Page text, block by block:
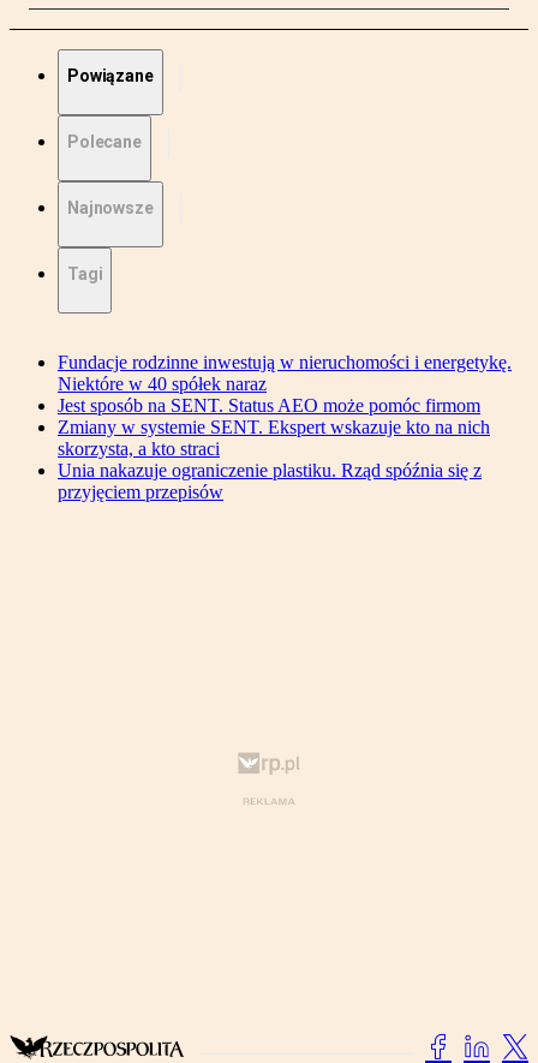
Powiązane
Polecane
Najnowsze
Tagi
Fundacje rodzinne inwestują w nieruchomości i energetykę.
Niektóre w 40 spółek naraz
Jest sposób na SENT. Status AEO może pomóc firmom
Zmiany w systemie SENT. Ekspert wskazuje kto na nich
skorzysta, a kto straci
Unia nakazuje ograniczenie plastiku. Rząd spóźnia się z
przyjęciem przepisów